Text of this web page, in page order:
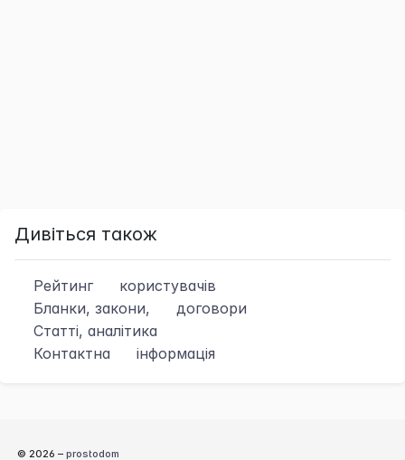
Дивіться також
Рейтинг
користувачів
Бланки, закони,
договори
Статті, аналітика
Контактна
інформація
© 2026 – prostodom